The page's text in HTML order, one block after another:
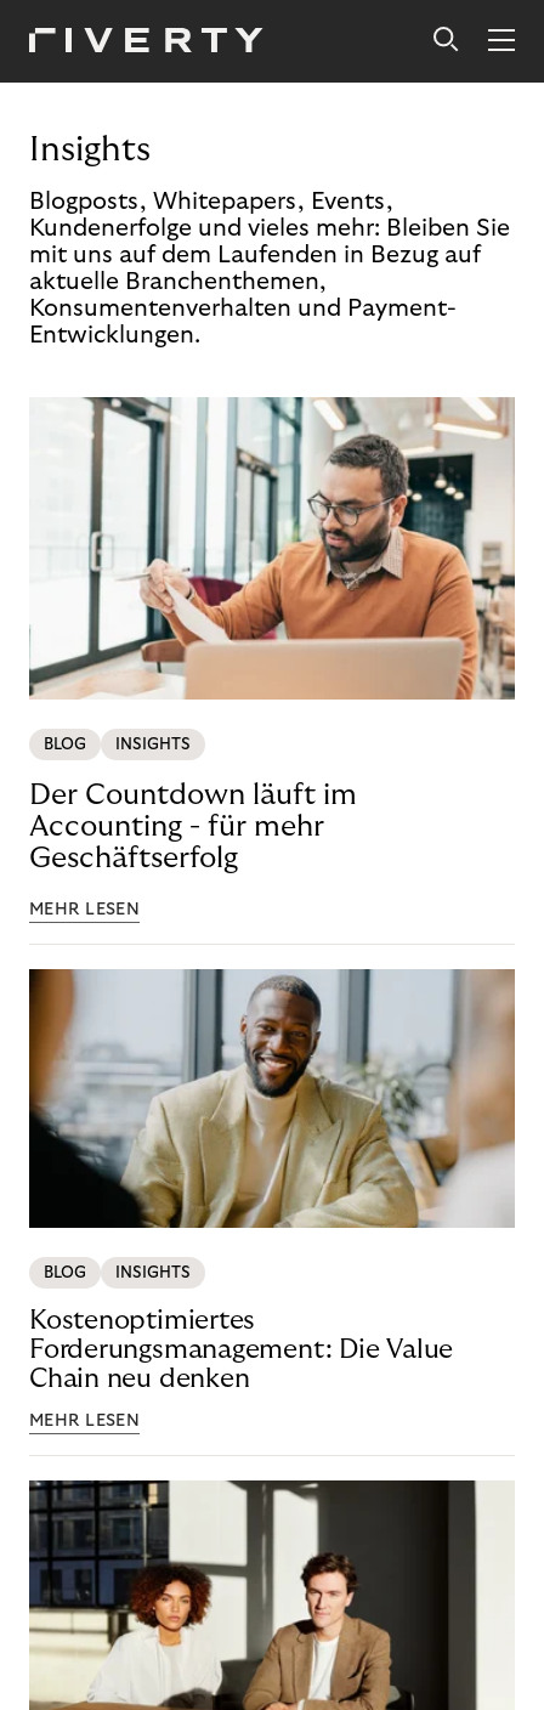
Insights
Blogposts, Whitepapers, Events,
Kundenerfolge und vieles mehr: Bleiben Sie
mit uns auf dem Laufenden in Bezug auf
aktuelle Branchenthemen,
Konsumentenverhalten und Payment-
Entwicklungen.
BLOG INSIGHTS
Der Countdown läuft im
Accounting - für mehr
Geschäftserfolg
MEHR LESEN
BLOG INSIGHTS
Kostenoptimiertes
Forderungsmanagement: Die Value
Chain neu denken
MEHR LESEN